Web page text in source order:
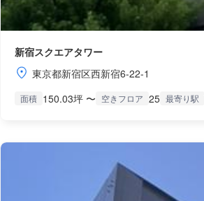
新宿スクエアタワー
東京都新宿区西新宿6-22-1
面積 150.03坪 〜 空きフロア 25 最寄り駅